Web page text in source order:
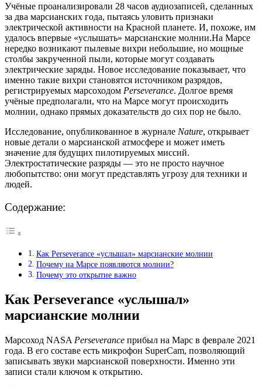
Учёные проанализировали 28 часов аудиозаписей, сделанных
за два марсианских года, пытаясь уловить признаки
электрической активности на Красной планете. И, похоже, им
удалось впервые «услышать» марсианские молнии.На Марсе
нередко возникают пылевые вихри небольшие, но мощные
столбы закрученной пыли, которые могут создавать
электрические заряды. Новое исследование показывает, что
именно такие вихри становятся источником разрядов,
регистрируемых марсоходом Perseverance. Долгое время
учёные предполагали, что на Марсе могут происходить
молнии, однако прямых доказательств до сих пор не было.
Исследование, опубликованное в журнале Nature, открывает
новые детали о марсианской атмосфере и может иметь
значение для будущих пилотируемых миссий.
Электростатические разряды — это не просто научное
любопытство: они могут представлять угрозу для техники и
людей.
Содержание:
Как Perseverance «услышал» марсианские молнии
Почему на Марсе появляются молнии?
Почему это открытие важно
Как Perseverance «услышал»
марсианские молнии
Марсоход NASA Perseverance прибыл на Марс в феврале 2021
года. В его составе есть микрофон SuperCam, позволяющий
записывать звуки марсианской поверхности. Именно эти
записи стали ключом к открытию.